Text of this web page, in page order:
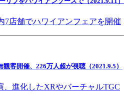
7店舗でハワイアンフェアを開催
観客開催、226万人超が視聴（2021.9.5）
、進化したXRやバーチャルTGC